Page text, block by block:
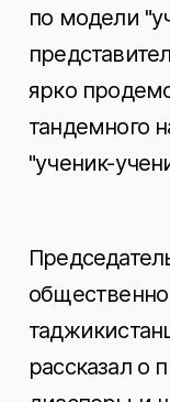
по модели
ярко
тандемного
"ученик-
рассказал о